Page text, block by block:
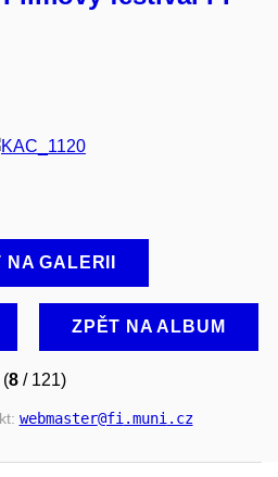
NA GALERII
ZPĚT NA ALBUM
(8 / 121)
webmaster@fi.muni.cz